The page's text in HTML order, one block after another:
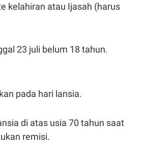
kelahiran atau Ijasah (harus
23 juli belum 18 tahun.
pada hari lansia.
di atas usia 70 tahun saat
remisi.